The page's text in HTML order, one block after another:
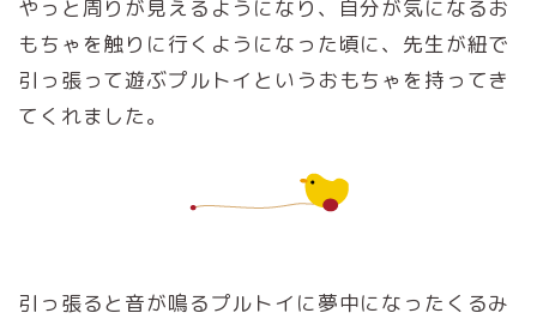
やっと周りが見えるようになり、自分が気になるお
もちゃを触りに行くようになった頃に、先生が紐で
引っ張って遊ぶプルトイというおもちゃを持ってき
てくれました。
引っ張ると音が鳴るプルトイに夢中になったくるみ